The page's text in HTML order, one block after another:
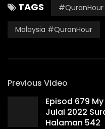
TAGS #QuranHour
Malaysia #QuranHour
Previous Video
Episod 679
Julai 2022
Halaman 542